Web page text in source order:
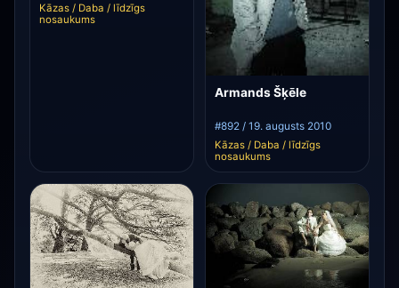
Kāzas / Daba / līdzīgs
nosaukums
Armands Šķēle
#892 / 19. augusts 2010
Kāzas / Daba / līdzīgs
nosaukums